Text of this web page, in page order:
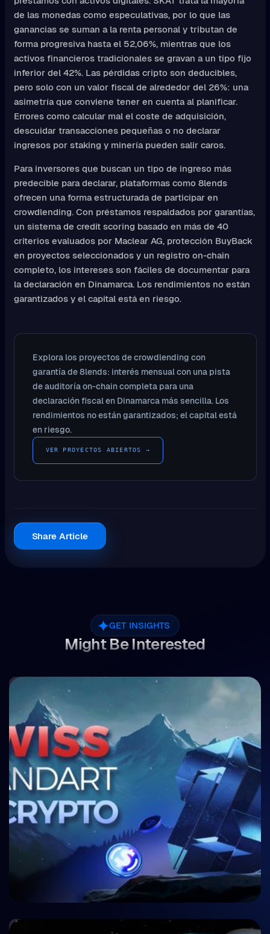
de las monedas como especulativas, por lo que las
ganancias se suman a la renta personal y tributan de
forma progresiva hasta el 52,06%, mientras que los
activos financieros tradicionales se gravan a un tipo fijo
inferior del 42%. Las pérdidas cripto son deducibles,
pero solo con un valor fiscal de alrededor del 26%: una
asimetría que conviene tener en cuenta al planificar.
Errores como calcular mal el coste de adquisición,
descuidar transacciones pequeñas o no declarar
ingresos por staking y minería pueden salir caros.
Para inversores que buscan un tipo de ingreso más
predecible para declarar, plataformas como 8lends
ofrecen una forma estructurada de participar en
crowdlending. Con préstamos respaldados por garantías,
un sistema de credit scoring basado en más de 40
criterios evaluados por Maclear AG, protección BuyBack
en proyectos seleccionados y un registro on-chain
completo, los intereses son fáciles de documentar para
la declaración en Dinamarca. Los rendimientos no están
garantizados y el capital está en riesgo.
Explora los proyectos de crowdlending con
garantía de 8lends: interés mensual con una pista
de auditoría on-chain completa para una
declaración fiscal en Dinamarca más sencilla. Los
rendimientos no están garantizados; el capital está
en riesgo.
VER PROYECTOS ABIERTOS →
Share Article
GET INSIGHTS
Might Be Interested